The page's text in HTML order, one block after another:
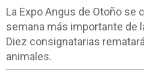
La Expo Angus de Otoño se
semana más importante de
Diez consignatarias
animales.